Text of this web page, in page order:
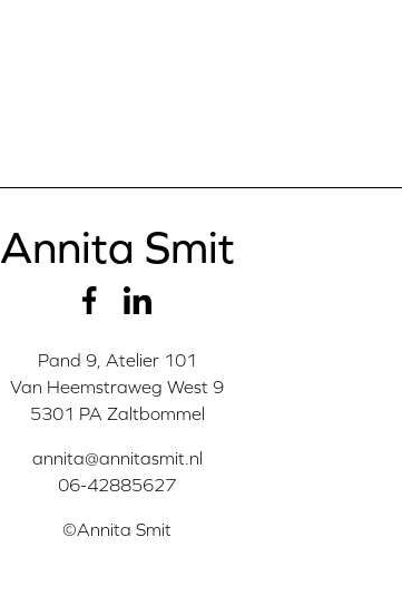
Annita Smit
Pand 9, Atelier 101
Van Heemstraweg West 9
5301 PA Zaltbommel
annita@annitasmit.nl
06-42885627
©Annita Smit